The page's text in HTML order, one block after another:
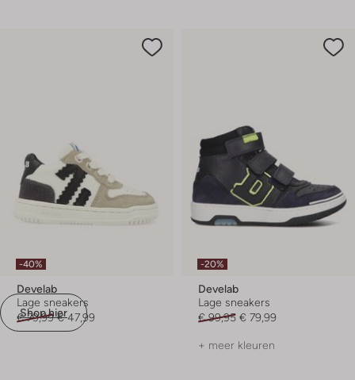
Shop hier
-40%
Develab
Lage sneakers
€ 79,99 € 47,99
-20%
Develab
Lage sneakers
€ 99,95 € 79,99
+ meer kleuren